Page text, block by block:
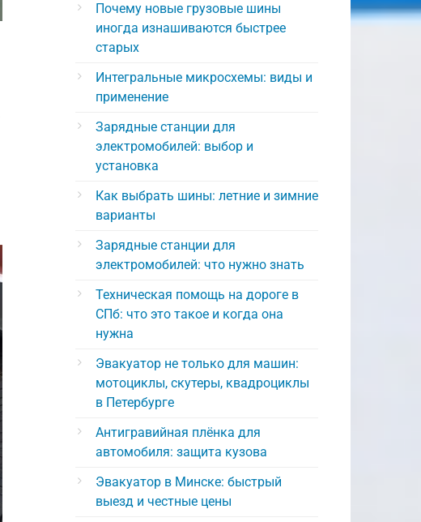
Почему новые грузовые шины
иногда изнашиваются быстрее
старых
Интегральные микросхемы: виды и
применение
Зарядные станции для
электромобилей: выбор и
установка
Как выбрать шины: летние и зимние
варианты
Зарядные станции для
электромобилей: что нужно знать
Техническая помощь на дороге в
СПб: что это такое и когда она
нужна
Эвакуатор не только для машин:
мотоциклы, скутеры, квадроциклы
в Петербурге
Антигравийная плёнка для
автомобиля: защита кузова
Эвакуатор в Минске: быстрый
выезд и честные цены